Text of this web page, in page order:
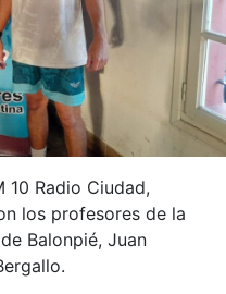
Radio Ciudad,
los profesores de la
Balonpié, Juan